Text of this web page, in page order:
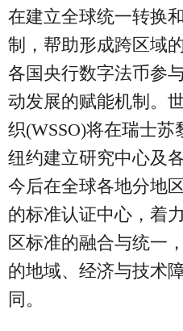
在建立全球统一转换
制，帮助形成跨区域
各国央行数字法币参
动发展的赋能机制。
织(WSSO)将在瑞士
纽约建立研究中心及
今后在全球各地分地
的标准认证中心，着
区标准的融合与统一
的地域、经济与技术
同。